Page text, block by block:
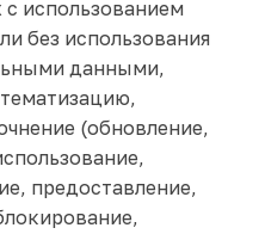
использованием
без использования
данными,
(обновление,
предоставление,